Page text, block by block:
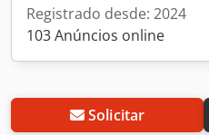
Registrado desde: 2024
103 Anúncios online
Solicitar